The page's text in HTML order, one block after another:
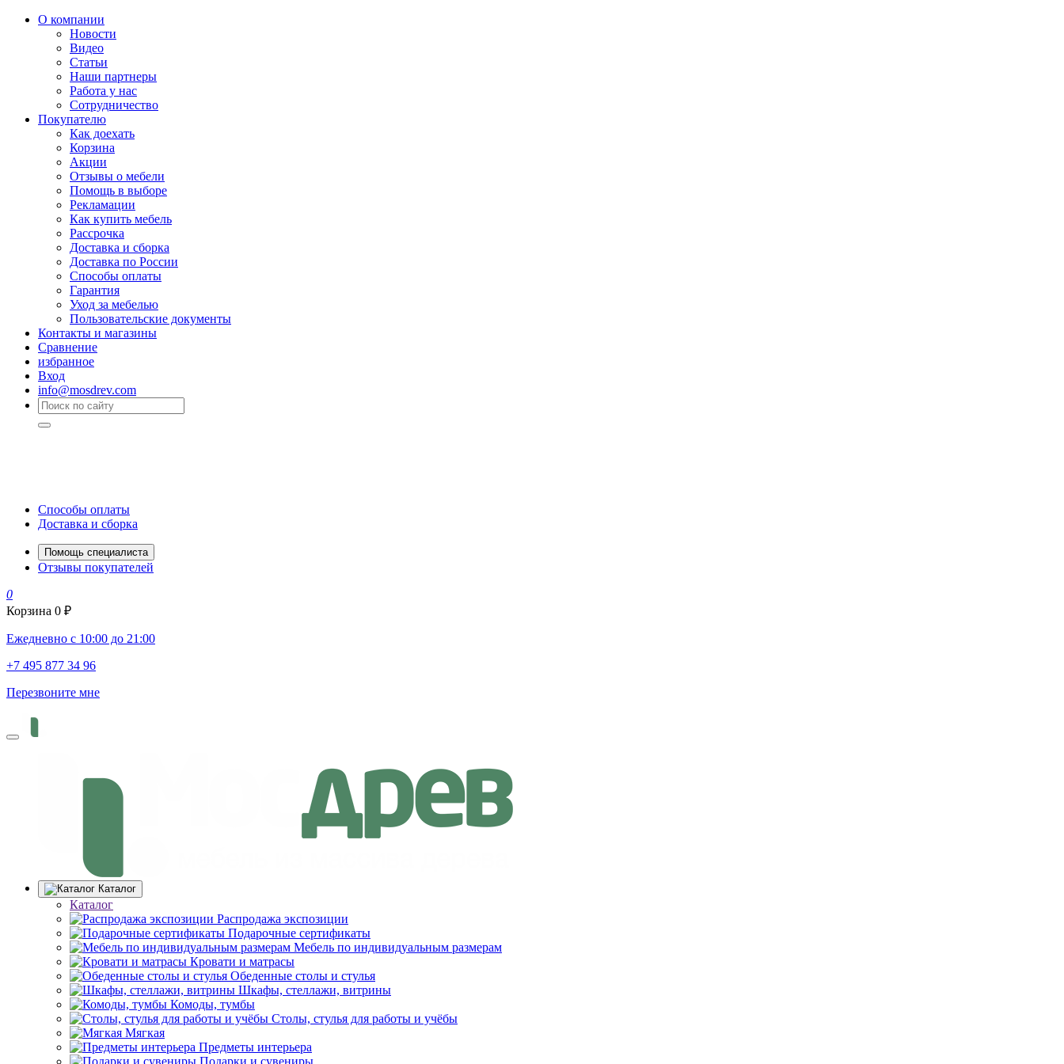
О компании
Новости
Видео
Статьи
Наши партнеры
Работа у нас
Сотрудничество
Покупателю
Как доехать
Корзина
Акции
Отзывы о мебели
Помощь в выборе
Рекламации
Как купить мебель
Рассрочка
Доставка и сборка
Доставка по России
Способы оплаты
Гарантия
Уход за мебелью
Пользовательские документы
Контакты и магазины
Сравнение
избранное
Вход
info@mosdrev.com
Способы оплаты
Доставка и сборка
Помощь специалиста
Отзывы покупателей
0
Корзина 0 ₽
Ежедневно с 10:00 до 21:00
+7 495 877 34 96
Перезвоните мне
Каталог
Каталог
Распродажа экспозиции
Подарочные сертификаты
Мебель по индивидуальным размерам
Кровати и матрасы
Обеденные столы и стулья
Шкафы, стеллажи, витрины
Комоды, тумбы
Столы, стулья для работы и учёбы
Мягкая
Предметы интерьера
Подарки и сувениры